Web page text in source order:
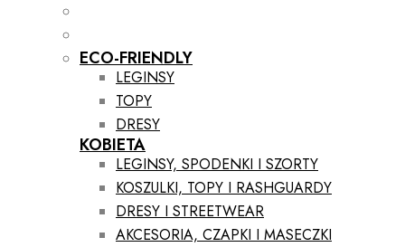
ECO-FRIENDLY
LEGINSY
TOPY
DRESY
KOBIETA
LEGINSY, SPODENKI I SZORTY
KOSZULKI, TOPY I RASHGUARDY
DRESY I STREETWEAR
AKCESORIA, CZAPKI I MASECZKI